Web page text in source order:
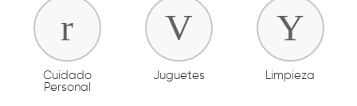
Cuidado
Personal
Juguetes Limpieza